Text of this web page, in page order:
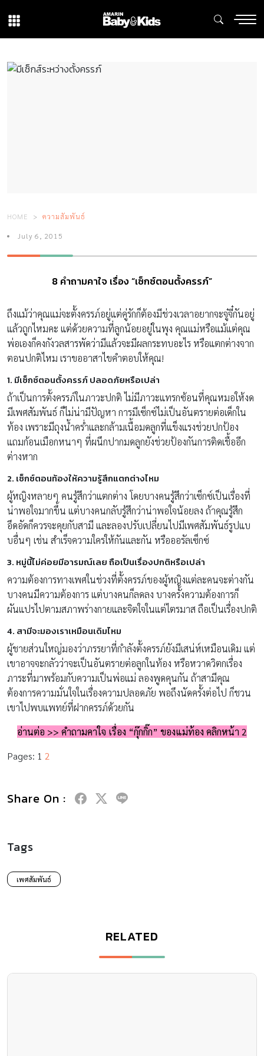
HOME ความสัมพันธ์
July 6, 2015
8 คำถามคาใจ เรื่อง “เซ็กซ์ตอนตั้งครรภ์”
ถึงแม้ว่าคุณแม่จะตั้งครรภ์อยู่แต่คู่รักก็ต้องมีช่วงเวลาอยากจะจู๋จี๋กันอยู่
แล้วถูกไหมคะ แต่ด้วยความที่ลูกน้อยอยู่ในพุง คุณแม่หรือแม้แต่คุณ
พ่อเองก็คงกังวลสารพัดว่ามีแล้วจะมีผลกระทบอะไร หรือแตกต่างจาก
ตอนปกติไหม เราขออาสาไขคำตอบให้คุณ!
1. มีเซ็กซ์ตอนตั้งครรภ์ ปลอดภัยหรือเปล่า
ถ้าเป็นการตั้งครรภ์ในภาวะปกติ ไม่มีภาวะแทรกซ้อนที่คุณหมอให้งด
มีเพศสัมพันธ์ ก็ไม่น่ามีปัญหา การมีเซ็กซ์ไม่เป็นอันตรายต่อเด็กใน
ท้อง เพราะมีถุงน้ำคร่ำและกล้ามเนื้อมดลูกที่แข็งแรงช่วยปกป้อง
แถมก้อนเมือกหนาๆ ที่ผนึกปากมดลูกยังช่วยป้องกันการติดเชื้ออีก
ต่างหาก
2. เซ็กซ์ตอนท้องให้ความรู้สึกแตกต่างไหม
ผู้หญิงหลายๆ คนรู้สึกว่าแตกต่าง โดยบางคนรู้สึกว่าเซ็กซ์เป็นเรื่องที่
น่าพอใจมากขึ้น แต่บางคนกลับรู้สึกว่าน่าพอใจน้อยลง ถ้าคุณรู้สึก
อึดอัดก็ควรจะคุยกับสามี และลองปรับเปลี่ยนไปมีเพศสัมพันธ์รูปแบ
บอื่นๆ เช่น สำเร็จความใคร่ให้กันและกัน หรือออรัลเซ็กซ์
3. หมู่นี้ไม่ค่อยมีอารมณ์เลย ถือเป็นเรื่องปกติหรือเปล่า
ความต้องการทางเพศในช่วงที่ตั้งครรภ์ของผู้หญิงแต่ละคนจะต่างกัน
บางคนมีความต้องการ แต่บางคนก็ลดลง บางครั้งความต้องการก็
ผันแปรไปตามสภาพร่างกายและจิตใจในแต่ไตรมาส ถือเป็นเรื่องปกติ
4. สามีจะมองเราเหมือนเดิมไหม
ผู้ชายส่วนใหญ่มองว่าภรรยาที่กำลังตั้งครรภ์ยังมีเสน่ห์เหมือนเดิม แต่
เขาอาจจะกลัวว่าจะเป็นอันตรายต่อลูกในท้อง หรือหวาดวิตกเรื่อง
ภาระที่มาพร้อมกับความเป็นพ่อแม่ ลองพูดคุนกัน ถ้าสามีคุณ
ต้องการความมั่นใจในเรื่องความปลอดภัย พอถึงนัดครั้งต่อไป ก็ชวน
เขาไปพบแพทย์ที่ฝากครรภ์ด้วยกัน
อ่านต่อ >> คำถามคาใจ เรื่อง “กุ๊กกิ๊ก” ของแม่ท้อง คลิกหน้า 2
Pages: 1 2
Share On :
Tags
เพศสัมพันธ์
RELATED